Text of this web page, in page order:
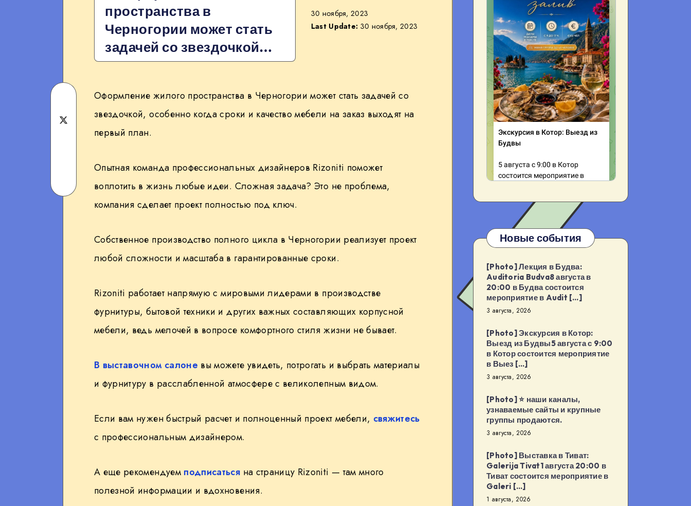
пространства в
Черногории может стать
задачей со звездочкой…
30 ноября, 2023
Last Update: 30 ноября, 2023
Share
on
Facebook
Telegram
on
Оформление жилого пространства в Черногории может стать задачей со
звездочкой, особенно когда сроки и качество мебели на заказ выходят на
первый план.
Опытная команда профессиональных дизайнеров Rizoniti поможет
воплотить в жизнь любые идеи. Сложная задача? Это не проблема,
компания сделает проект полностью под ключ.
Собственное производство полного цикла в Черногории реализует проект
любой сложности и масштаба в гарантированные сроки.
Rizoniti работает напрямую с мировыми лидерами в производстве
фурнитуры, бытовой техники и других важных составляющих корпусной
мебели, ведь мелочей в вопросе комфортного стиля жизни не бывает.
В выставочном салоне вы можете увидеть, потрогать и выбрать материалы
и фурнитуру в расслабленной атмосфере с великолепным видом.
Если вам нужен быстрый расчет и полноценный проект мебели, свяжитесь
с профессиональным дизайнером.
А еще рекомендуем подписаться на страницу Rizoniti — там много
полезной информации и вдохновения.
Новые события
[Photo] Лекция в Будва:
Auditoria Budva8 августа в
20:00 в Будва состоится
мероприятие в Audit […]
3 августа, 2026
[Photo] Экскурсия в Котор:
Выезд из Будвы5 августа с 9:00
в Котор состоится мероприятие
в Выез […]
3 августа, 2026
[Photo] ⭐️ наши каналы,
узнаваемые сайты и крупные
группы продаются.
3 августа, 2026
[Photo] Выставка в Тиват:
Galerija Tivat1 августа 20:00 в
Тиват состоится мероприятие в
Galeri […]
1 августа, 2026